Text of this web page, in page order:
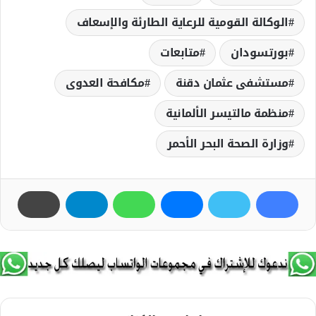
الوكالة القومية للرعاية الطارئة والإسعاف
بورتسودان
متابعات
مستشفى عثمان دقنة
مكافحة العدوى
منظمة مالتيسر الألمانية
وزارة الصحة البحر الأحمر